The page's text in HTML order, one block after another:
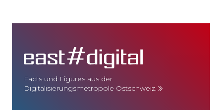
Facts und Figures aus der
Digitalisierungsmetropole Ostschweiz.